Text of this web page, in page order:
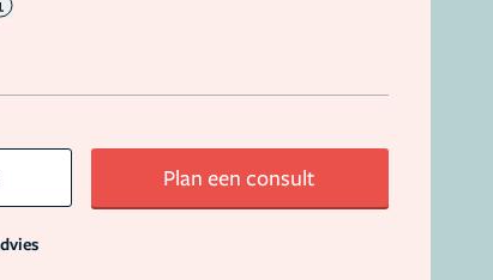
Plan een consult